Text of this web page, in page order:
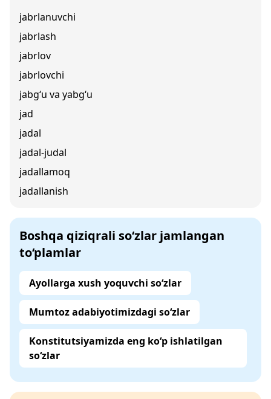
jabrlanuvchi
jabrlash
jabrlov
jabrlovchi
jabg‘u va yabg‘u
jad
jadal
jadal-judal
jadallamoq
jadallanish
Boshqa qiziqrali so‘zlar jamlangan
to‘plamlar
Ayollarga xush yoquvchi so‘zlar
Mumtoz adabiyotimizdagi so‘zlar
Konstitutsiyamizda eng ko‘p ishlatilgan
so‘zlar